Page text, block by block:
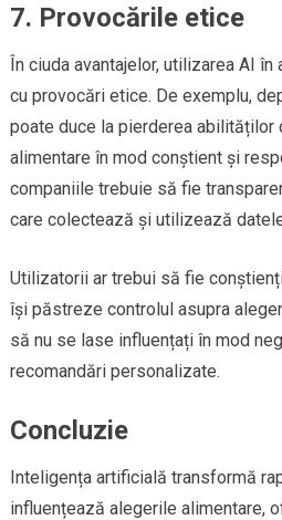
7. Provocările etice
În ciuda avantajelor, utilizarea AI
cu provocări etice. De exemplu,
poate duce la pierderea abilităților
alimentare în mod conștient și
companiile trebuie să fie
care colectează și utilizează
Utilizatorii ar trebui să fie
își păstreze controlul asupra
să nu se lase influențați în mod
recomandări personalizate.
Concluzie
Inteligența artificială transformă
influențează alegerile alimentare,